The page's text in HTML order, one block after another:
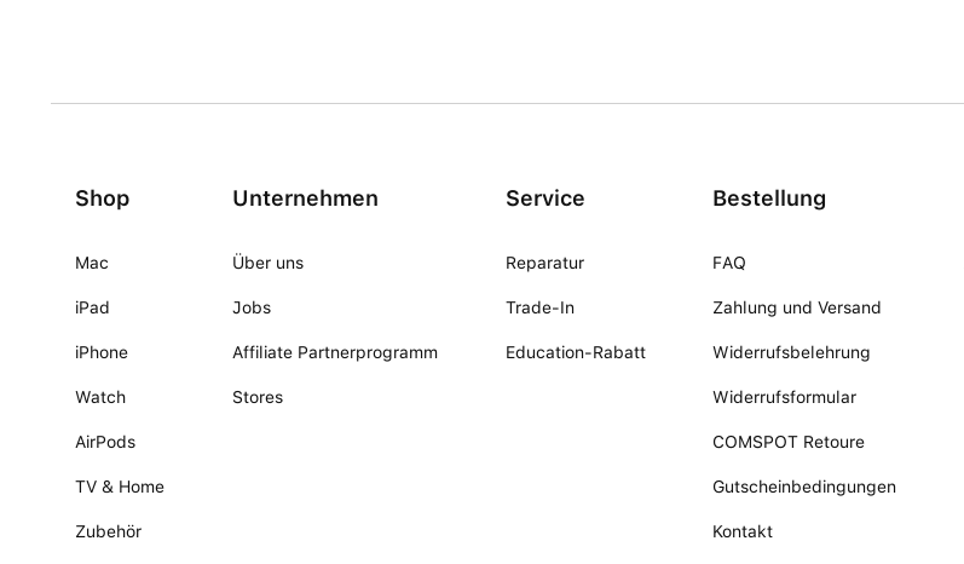
Shop
Mac
iPad
iPhone
Watch
AirPods
TV & Home
Zubehör
Unternehmen
Über uns
Jobs
Affiliate Partnerprogramm
Stores
Service
Reparatur
Trade-In
Education-Rabatt
Bestellung
FAQ
Zahlung und Versand
Widerrufsbelehrung
Widerrufsformular
COMSPOT Retoure
Gutscheinbedingungen
Kontakt